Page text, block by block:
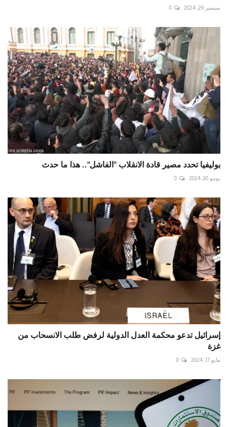
سبتمبر 29, 2024 0
بوليفيا تحدد مصير قادة الانقلاب "الفاشل".. هذا ما حدث
يونيو 30, 2024 0
إسرائيل تدعو محكمة العدل الدولية لرفض طلب الانسحاب من
غزة
مايو 17, 2024 0